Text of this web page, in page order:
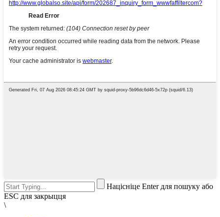
Націсніце Enter для пошуку або
ESC для закрыцця
\